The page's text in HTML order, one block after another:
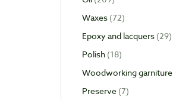
Waxes 72
Epoxy and lacquers 29
Polish 18
Woodworking garniture
Preserve 7